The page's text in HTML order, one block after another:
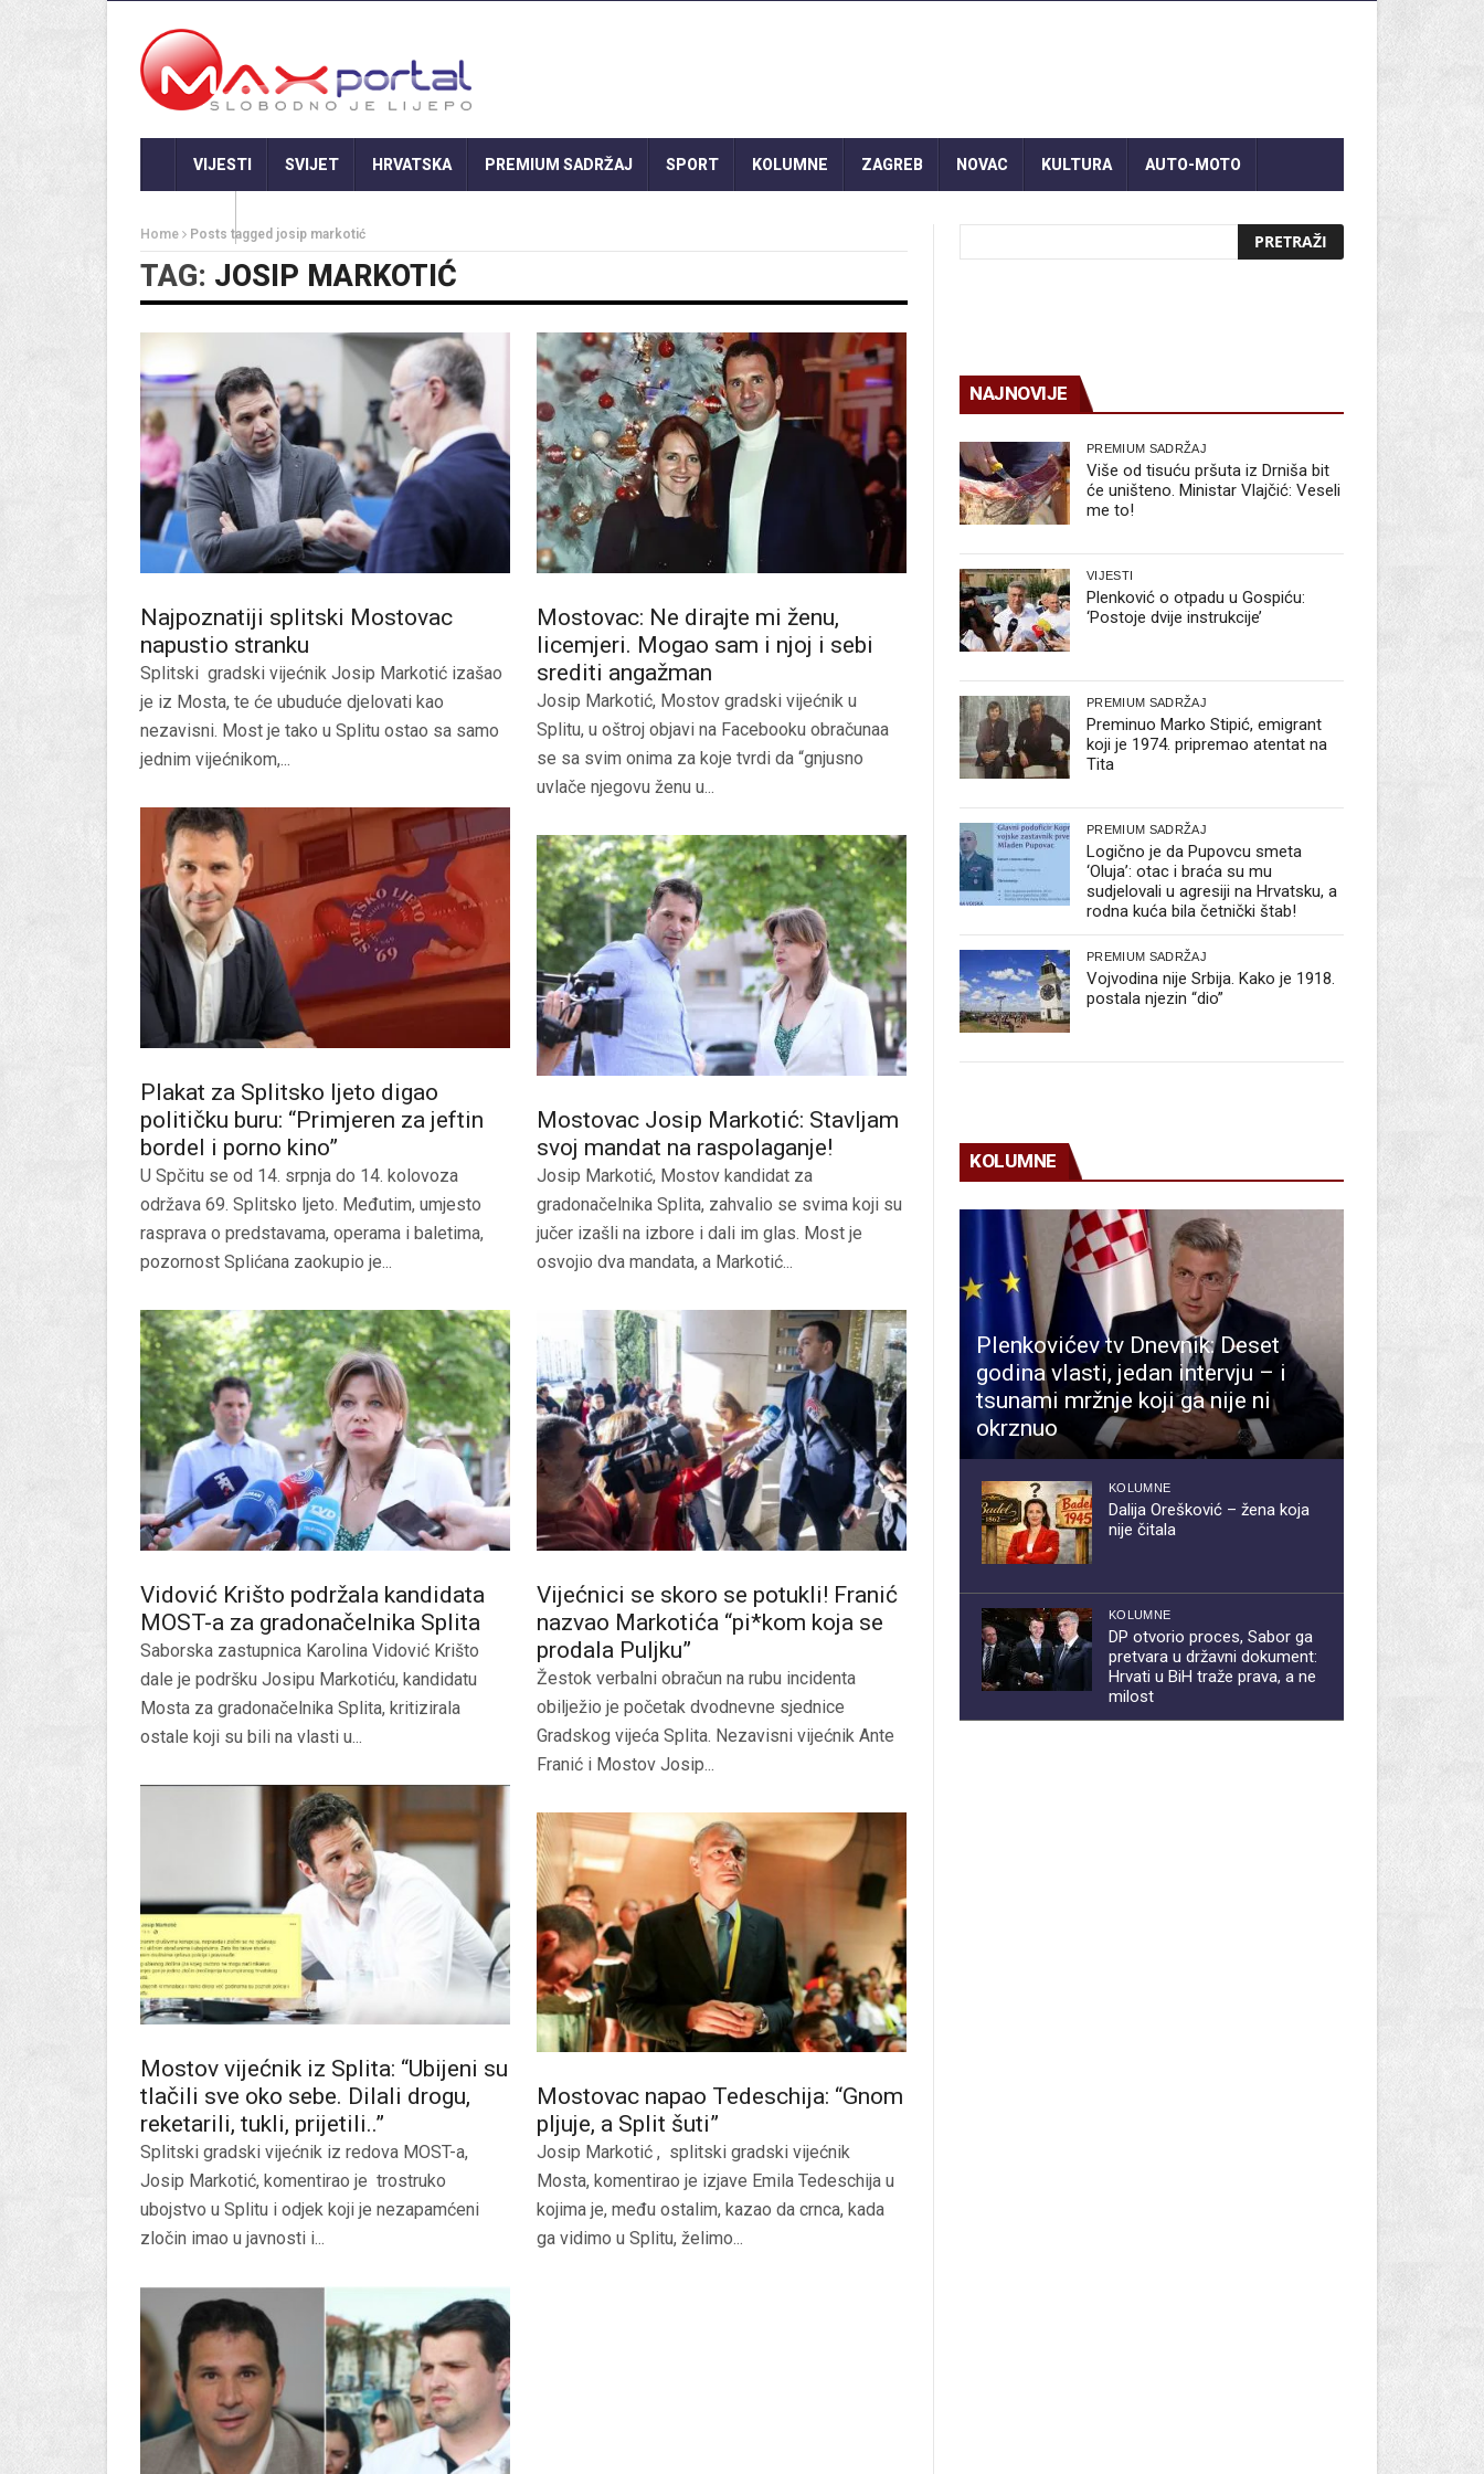
VIJESTI SVIJET HRVATSKA PREMIUM SADRŽAJ SPORT KOLUMNE ZAGREB NOVAC KULTURA AUTO-MOTO
Home Posts tagged josip markotić
TAG: JOSIP MARKOTIĆ
Najpoznatiji splitski Mostovac
napustio stranku
Splitski gradski vijećnik Josip Markotić izašao
je iz Mosta, te će ubuduće djelovati kao
nezavisni. Most je tako u Splitu ostao sa samo
jednim vijećnikom,...
Mostovac: Ne dirajte mi ženu,
licemjeri. Mogao sam i njoj i sebi
srediti angažman
Josip Markotić, Mostov gradski vijećnik u
Splitu, u oštroj objavi na Facebooku obračunaa
se sa svim onima za koje tvrdi da “gnjusno
uvlače njegovu ženu u...
Plakat za Splitsko ljeto digao
političku buru: “Primjeren za jeftin
bordel i porno kino”
U Spčitu se od 14. srpnja do 14. kolovoza
održava 69. Splitsko ljeto. Međutim, umjesto
rasprava o predstavama, operama i baletima,
pozornost Splićana zaokupio je...
Mostovac Josip Markotić: Stavljam
svoj mandat na raspolaganje!
Josip Markotić, Mostov kandidat za
gradonačelnika Splita, zahvalio se svima koji su
jučer izašli na izbore i dali im glas. Most je
osvojio dva mandata, a Markotić...
Vidović Krišto podržala kandidata
MOST-a za gradonačelnika Splita
Saborska zastupnica Karolina Vidović Krišto
dale je podršku Josipu Markotiću, kandidatu
Mosta za gradonačelnika Splita, kritizirala
ostale koji su bili na vlasti u...
Vijećnici se skoro se potukli! Franić
nazvao Markotića “pi*kom koja se
prodala Puljku”
Žestok verbalni obračun na rubu incidenta
obilježio je početak dvodnevne sjednice
Gradskog vijeća Splita. Nezavisni vijećnik Ante
Franić i Mostov Josip...
Mostov vijećnik iz Splita: “Ubijeni su
tlačili sve oko sebe. Dilali drogu,
reketarili, tukli, prijetili..”
Splitski gradski vijećnik iz redova MOST-a,
Josip Markotić, komentirao je trostruko
ubojstvo u Splitu i odjek koji je nezapamćeni
zločin imao u javnosti i...
Mostovac napao Tedeschija: “Gnom
pljuje, a Split šuti”
Josip Markotić , splitski gradski vijećnik
Mosta, komentirao je izjave Emila Tedeschija u
kojima je, među ostalim, kazao da crnca, kada
ga vidimo u Splitu, želimo...
NAJNOVIJE
PREMIUM SADRŽAJ
Više od tisuću pršuta iz Drniša bit
će uništeno. Ministar Vlajčić: Veseli
me to!
VIJESTI
Plenković o otpadu u Gospiću:
‘Postoje dvije instrukcije’
PREMIUM SADRŽAJ
Preminuo Marko Stipić, emigrant
koji je 1974. pripremao atentat na
Tita
PREMIUM SADRŽAJ
Logično je da Pupovcu smeta
‘Oluja’: otac i braća su mu
sudjelovali u agresiji na Hrvatsku, a
rodna kuća bila četnički štab!
PREMIUM SADRŽAJ
Vojvodina nije Srbija. Kako je 1918.
postala njezin “dio”
KOLUMNE
Plenkovićev tv Dnevnik: Deset
godina vlasti, jedan intervju – i
tsunami mržnje koji ga nije ni
okrznuo
KOLUMNE
Dalija Orešković – žena koja
nije čitala
KOLUMNE
DP otvorio proces, Sabor ga
pretvara u državni dokument:
Hrvati u BiH traže prava, a ne
milost